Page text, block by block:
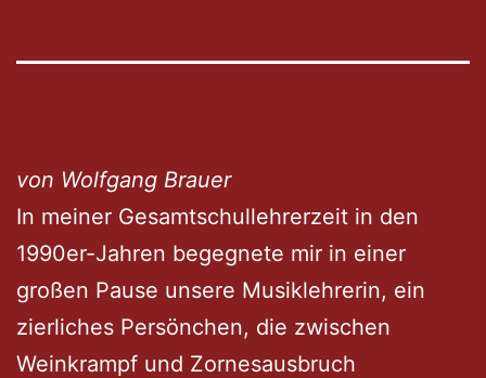
von Wolfgang Brauer
In meiner Gesamtschullehrerzeit in den
1990er-Jahren begegnete mir in einer
großen Pause unsere Musiklehrerin, ein
zierliches Persönchen, die zwischen
Weinkrampf und Zornesausbruch